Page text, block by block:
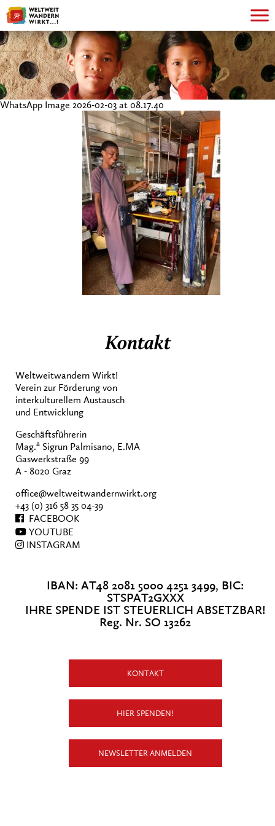
WhatsApp Image 2026-02-03 at 08.17.40
Kontakt
Weltweitwandern Wirkt!
Verein zur Förderung von
interkulturellem Austausch
und Entwicklung
Geschäftsführerin
Mag.a Sigrun Palmisano, E.MA
Gaswerkstraße 99
A - 8020 Graz
office@weltweitwandernwirkt.org
+43 (0) 316 58 35 04-39
FACEBOOK
YOUTUBE
INSTAGRAM
IBAN: AT48 2081 5000 4251 3499, BIC:
STSPAT2GXXX
IHRE SPENDE IST STEUERLICH ABSETZBAR!
Reg. Nr. SO 13262
KONTAKT
HIER SPENDEN!
NEWSLETTER ANMELDEN